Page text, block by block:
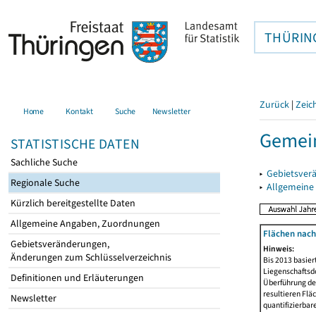
Home Kontakt Suche Newsletter
STATISTISCHE DATEN
Sachliche Suche
Regionale Suche
Kürzlich bereitgestellte Daten
Allgemeine Angaben, Zuordnungen
Gebietsveränderungen,
Änderungen zum Schlüsselverzeichnis
Definitionen und Erläuterungen
Newsletter
Zurück |
▸
▸
Flächen
Hinweis:
Bis 2013
Überführung
resultieren